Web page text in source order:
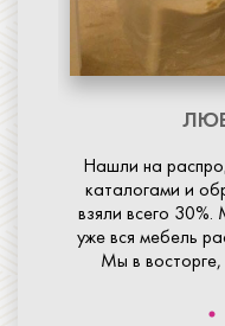
Нашли на
каталогами и
взяли всего
уже вся мебель
Мы в